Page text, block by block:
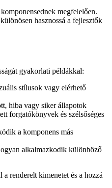
megfelelően.
hasznossá a fejlesztők
gyakorlati példákkal:
stílusok vagy elérhető
hiba vagy siker állapotok
forgatókönyvek és szélsőséges
a komponens más
alkalmazkodik különböző
renderelt kimenetet és a hozzá